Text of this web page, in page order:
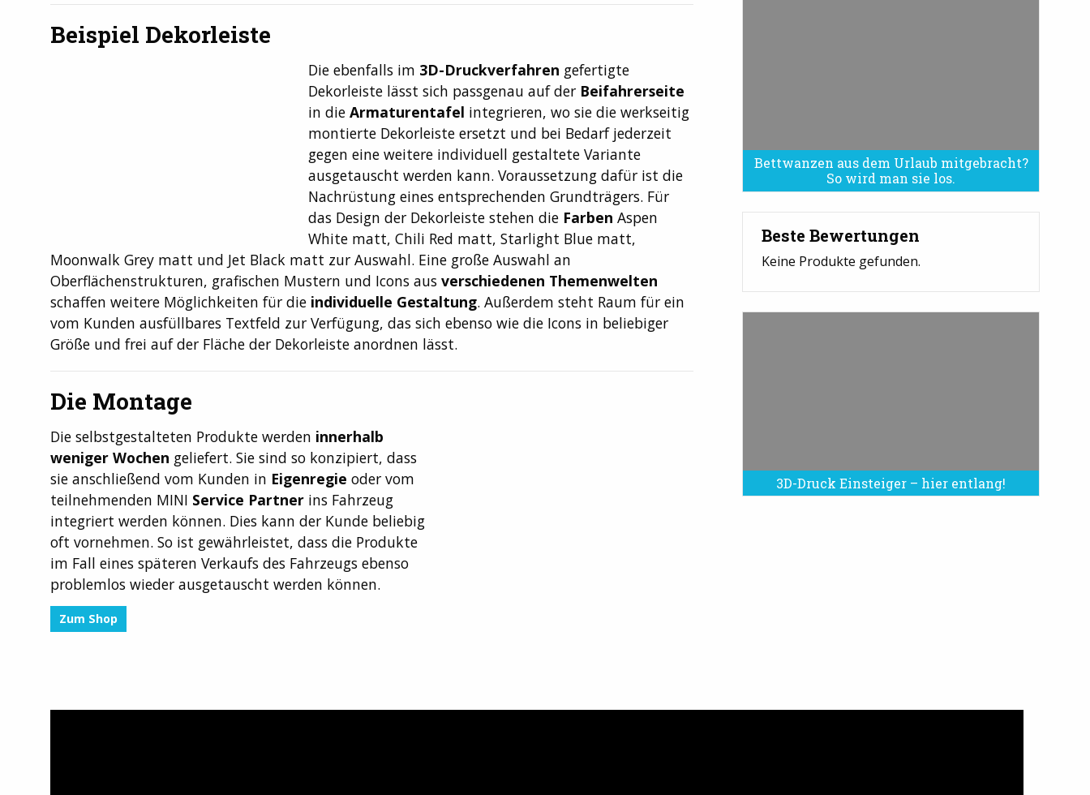
Beispiel Dekorleiste
Die ebenfalls im 3D-Druckverfahren gefertigte
Dekorleiste lässt sich passgenau auf der Beifahrerseite
in die Armaturentafel integrieren, wo sie die werkseitig
montierte Dekorleiste ersetzt und bei Bedarf jederzeit
gegen eine weitere individuell gestaltete Variante
ausgetauscht werden kann. Voraussetzung dafür ist die
Nachrüstung eines entsprechenden Grundträgers. Für
das Design der Dekorleiste stehen die Farben Aspen
White matt, Chili Red matt, Starlight Blue matt,
Moonwalk Grey matt und Jet Black matt zur Auswahl. Eine große Auswahl an
Oberflächenstrukturen, grafischen Mustern und Icons aus verschiedenen Themenwelten
schaffen weitere Möglichkeiten für die individuelle Gestaltung. Außerdem steht Raum für ein
vom Kunden ausfüllbares Textfeld zur Verfügung, das sich ebenso wie die Icons in beliebiger
Größe und frei auf der Fläche der Dekorleiste anordnen lässt.
Die Montage
Die selbstgestalteten Produkte werden innerhalb
weniger Wochen geliefert. Sie sind so konzipiert, dass
sie anschließend vom Kunden in Eigenregie oder vom
teilnehmenden MINI Service Partner ins Fahrzeug
integriert werden können. Dies kann der Kunde beliebig
oft vornehmen. So ist gewährleistet, dass die Produkte
im Fall eines späteren Verkaufs des Fahrzeugs ebenso
problemlos wieder ausgetauscht werden können.
Zum Shop
Bettwanzen aus dem Urlaub mitgebracht?
So wird man sie los.
Bettwanzen sind eine Plage
Beste Bewertungen
Keine Produkte gefunden.
3D-Druck Einsteiger – hier entlang!